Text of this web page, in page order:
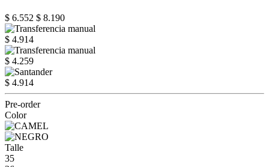
$ 6.552 $ 8.190
$ 4.914
$ 4.259
$ 4.914
Pre-order
Color
Talle
35